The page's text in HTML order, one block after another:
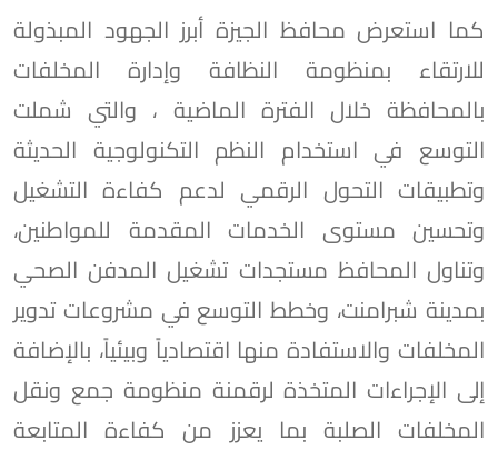
كما استعرض محافظ الجيزة أبرز الجهود المبذولة
للارتقاء بمنظومة النظافة وإدارة المخلفات
بالمحافظة خلال الفترة الماضية ، والتي شملت
التوسع في استخدام النظم التكنولوجية الحديثة
وتطبيقات التحول الرقمي لدعم كفاءة التشغيل
وتحسين مستوى الخدمات المقدمة للمواطنين،
وتناول المحافظ مستجدات تشغيل المدفن الصحي
بمدينة شبرامنت، وخطط التوسع في مشروعات تدوير
المخلفات والاستفادة منها اقتصادياً وبيئياً، بالإضافة
إلى الإجراءات المتخذة لرقمنة منظومة جمع ونقل
المخلفات الصلبة بما يعزز من كفاءة المتابعة